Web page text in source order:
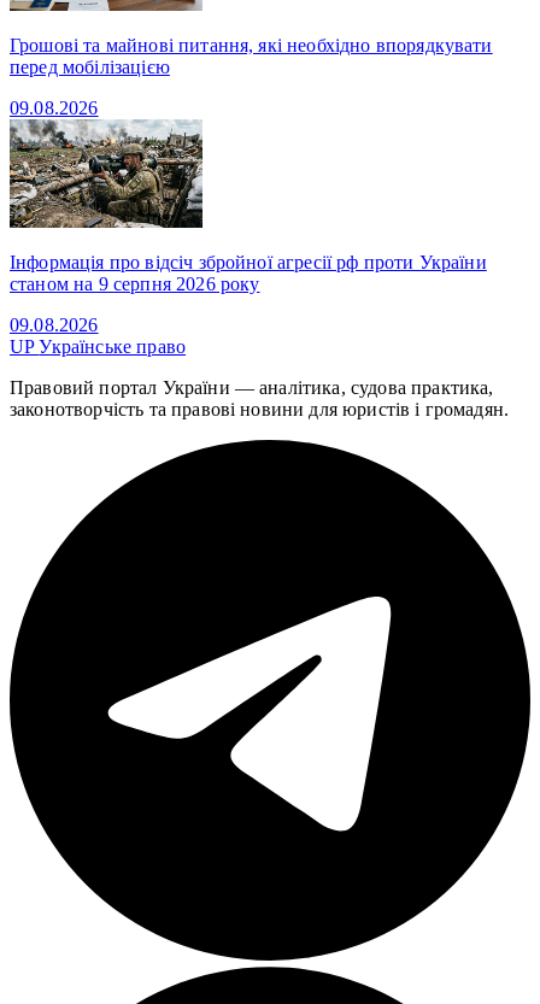
Грошові та майнові питання, які необхідно впорядкувати
перед мобілізацією
09.08.2026
Інформація про відсіч збройної агресії рф проти України
станом на 9 серпня 2026 року
09.08.2026
UPУкраїнське право
Правовий портал України — аналітика, судова практика,
законотворчість та правові новини для юристів і громадян.